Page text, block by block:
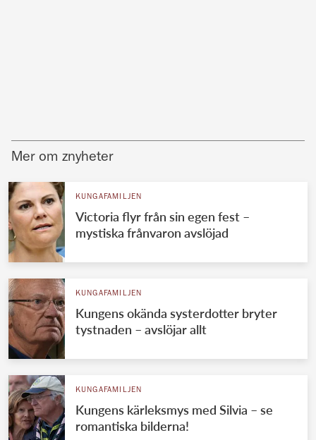
Mer om znyheter
KUNGAFAMILJEN
Victoria flyr från sin egen fest –
mystiska frånvaron avslöjad
KUNGAFAMILJEN
Kungens okända systerdotter bryter
tystnaden – avslöjar allt
KUNGAFAMILJEN
Kungens kärleksmys med Silvia – se
romantiska bilderna!